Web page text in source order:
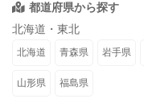
都道府県から探す
北海道・東北
北海道 青森県 岩手県
山形県 福島県